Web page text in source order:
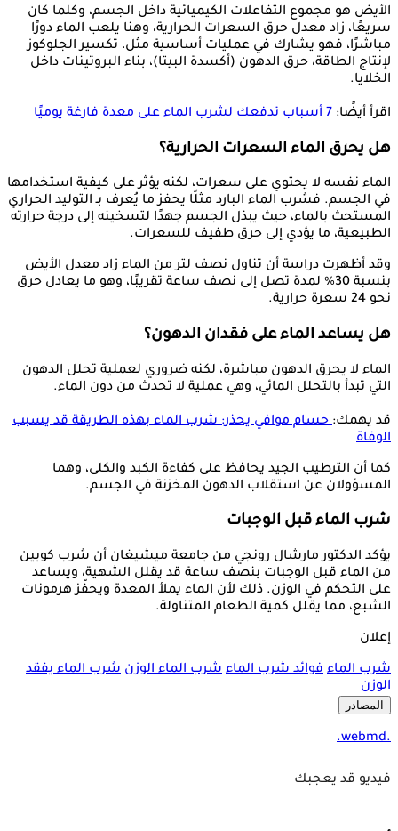
الأيض هو مجموع التفاعلات الكيميائية داخل الجسم، وكلما كان
سريعًا، زاد معدل حرق السعرات الحرارية، وهنا يلعب الماء دورًا
مباشرًا، فهو يشارك في عمليات أساسية مثل، تكسير الجلوكوز
لإنتاج الطاقة، حرق الدهون (أكسدة البيتا)، بناء البروتينات داخل
الخلايا.
اقرأ أيضًا: 7 أسباب تدفعك لشرب الماء على معدة فارغة يوميًا
هل يحرق الماء السعرات الحرارية؟
الماء نفسه لا يحتوي على سعرات، لكنه يؤثر على كيفية استخدامها
في الجسم. فشرب الماء البارد مثلًا يحفز ما يُعرف بـ التوليد الحراري
المستحث بالماء، حيث يبذل الجسم جهدًا لتسخينه إلى درجة حرارته
الطبيعية، ما يؤدي إلى حرق طفيف للسعرات.
وقد أظهرت دراسة أن تناول نصف لتر من الماء زاد معدل الأيض
بنسبة 30% لمدة تصل إلى نصف ساعة تقريبًا، وهو ما يعادل حرق
نحو 24 سعرة حرارية.
هل يساعد الماء على فقدان الدهون؟
الماء لا يحرق الدهون مباشرة، لكنه ضروري لعملية تحلل الدهون
التي تبدأ بالتحلل المائي، وهي عملية لا تحدث من دون الماء.
قد يهمك:حسام موافي يحذر: شرب الماء بهذه الطريقة قد يسبب
الوفاة
كما أن الترطيب الجيد يحافظ على كفاءة الكبد والكلى، وهما
المسؤولان عن استقلاب الدهون المخزنة في الجسم.
شرب الماء قبل الوجبات
يؤكد الدكتور مارشال رونجي من جامعة ميشيغان أن شرب كوبين
من الماء قبل الوجبات بنصف ساعة قد يقلل الشهية، ويساعد
على التحكم في الوزن. ذلك لأن الماء يملأ المعدة ويحفّز هرمونات
الشبع، مما يقلل كمية الطعام المتناولة.
إعلان
شرب الماء فوائد شرب الماء شرب الماء الوزن شرب الماء يفقد
الوزن
المصادر
.webmd.
فيديو قد يعجبك